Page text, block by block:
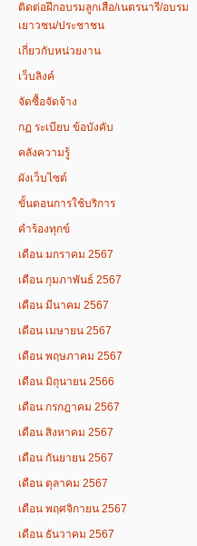
ติดต่อฝึกอบรมลูกเสือ/เนตรนารี/อบรม
เยาวชน/ประชาชน
เกี่ยวกับหน่วยงาน
เว็บลิงค์
จัดซื้อจัดจ้าง
กฏ ระเบียบ ข้อบังคับ
คลังความรู้
ผังเว็บไซต์
ขั้นตอนการใช้บริการ
คำร้องทุกข์
เดือน มกราคม 2567
เดือน กุมภาพันธ์ 2567
เดือน มีนาคม 2567
เดือน เมษายน 2567
เดือน พฤษภาคม 2567
เดือน มิถุนายน 2566
เดือน กรกฎาคม 2567
เดือน สิงหาคม 2567
เดือน กันยายน 2567
เดือน ตุลาคม 2567
เดือน พฤศจิกายน 2567
เดือน ธันวาคม 2567